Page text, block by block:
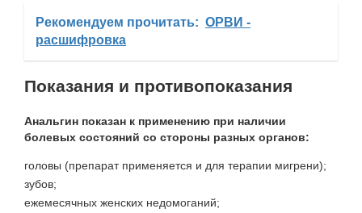
Рекомендуем прочитать: ОРВИ -
расшифровка
Показания и противопоказания
Анальгин показан к применению при наличии
болевых состояний со стороны разных органов:
головы (препарат применяется и для терапии мигрени);
зубов;
ежемесячных женских недомоганий;